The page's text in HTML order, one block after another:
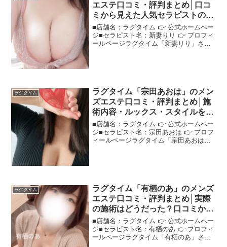
エステ口コミ・評判まとめ│口コ
ミから見えた人気セラピストの魅
力！
■店舗名：ラグタイム 👉 公式ホームペー
ジ■セラピスト名：新妻りり 👉 プロフィ
ールページラグタイム「新妻りり」さん
ラグタイム
ラグタイム「宗田あおは」のメン
ズエステ口コミ・評判まとめ│施
術内容・ルックス・スタイルをリ
アルに解説！
■店舗名：ラグタイム 👉 公式ホームペー
ジ■セラピスト名：宗田あおは 👉 プロフ
ィールページラグタイム「宗田あおは」
ラグタイム
ラグタイム「有栖のあ」のメンズ
エステ口コミ・評判まとめ│実際
の施術はどうだった？口コミから
探る！
■店舗名：ラグタイム 👉 公式ホームペー
ジ■セラピスト名：有栖のあ 👉 プロフィ
ールページラグタイム「有栖のあ」さん